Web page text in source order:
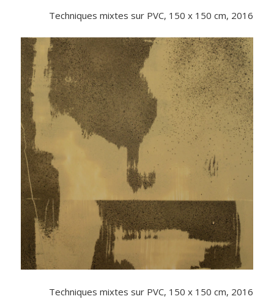
Techniques mixtes sur PVC, 150 x 150 cm, 2016
Techniques mixtes sur PVC, 150 x 150 cm, 2016